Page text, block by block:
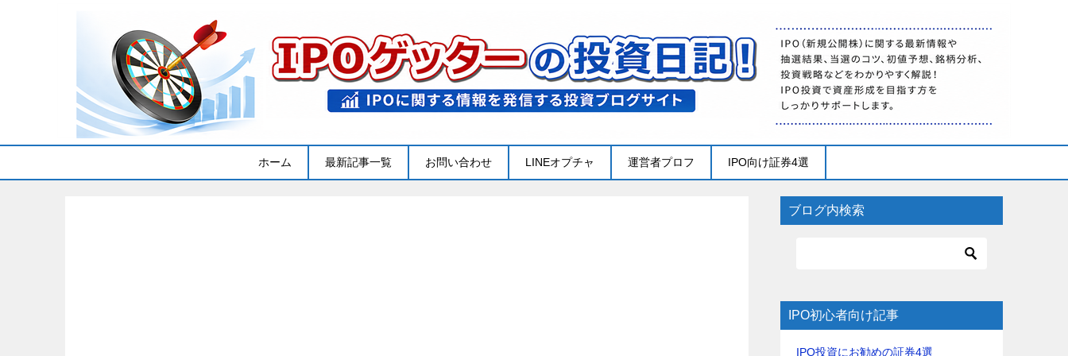
ホーム 最新記事一覧 お問い合わせ LINEオプチャ 運営者プロフ IPO向け証券4選
ブログ内検索
IPO初心者向け記事
IPO投資にお勧めの証券4選